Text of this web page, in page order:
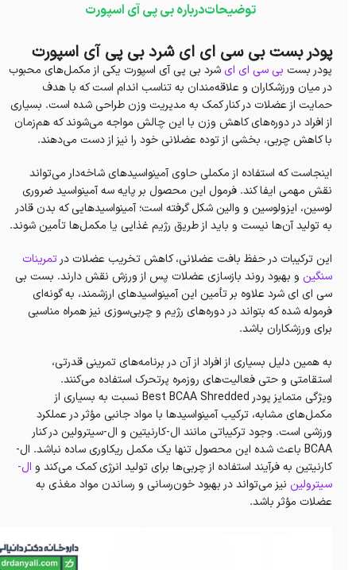
توضیحاتدرباره بی پی آی اسپورت
پودر بست بی سی ای ای شرد بی پی آی اسپورت
پودر بست بی سی ای ایشرد بی پی آی اسپورت یکی از مکمل‌های محبوب
در میان ورزشکاران و علاقه‌مندان به تناسب اندام است که با هدف
حمایت از عضلات در کنار کمک به مدیریت وزن طراحی شده است. بسیاری
از افراد در دوره‌های کاهش وزن با این چالش مواجه می‌شوند که هم‌زمان
با کاهش چربی، بخشی از توده عضلانی خود را نیز از دست می‌دهند.
اینجاست که استفاده از مکملی حاوی آمینواسیدهای شاخه‌دار می‌تواند
نقش مهمی ایفا کند. فرمول این محصول بر پایه سه آمینواسید ضروری
لوسین، ایزولوسین و والین شکل گرفته است؛ آمینواسیدهایی که بدن قادر
به تولید آن‌ها نیست و باید از طریق رژیم غذایی یا مکمل‌ها تأمین شوند.
این ترکیبات در حفظ بافت عضلانی، کاهش تخریب عضلات درتمرینات
سنگین و بهبود روند بازسازی عضلات پس از ورزش نقش دارند. بست بی
سی ای ای شرد علاوه بر تأمین این آمینواسیدهای ارزشمند، به گونه‌ای
فرموله شده که بتواند در دوره‌های رژیم و چربی‌سوزی نیز همراه مناسبی
برای ورزشکاران باشد.
به همین دلیل بسیاری از افراد از آن در برنامه‌های تمرینی قدرتی،
استقامتی و حتی فعالیت‌های روزمره پرتحرک استفاده می‌کنند.
ویژگی متمایز پودر Best BCAA Shredded نسبت به بسیاری از
مکمل‌های مشابه، ترکیب آمینواسیدها با مواد جانبی مؤثر در عملکرد
ورزشی است. وجود ترکیباتی مانند ال-کارنیتین و ال-سیترولین در کنار
BCAA باعث شده این محصول تنها یک مکمل ریکاوری ساده نباشد. ال-
کارنیتین به فرآیند استفاده از چربی‌ها برای تولید انرژی کمک می‌کند و ال-
سیترولین نیز می‌تواند در بهبود خون‌رسانی و رساندن مواد مغذی به
عضلات مؤثر باشد.